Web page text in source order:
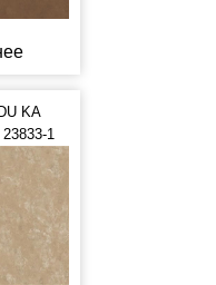
KA
1